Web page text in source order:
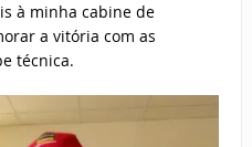
à minha cabine de
a vitória com as
técnica.